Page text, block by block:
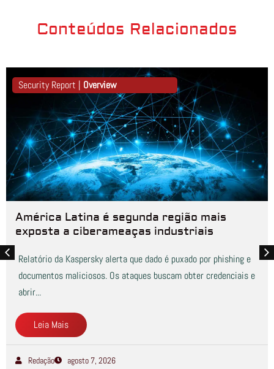
Conteúdos Relacionados
Security Report | Overview
América Latina é segunda região mais
exposta a ciberameaças industriais
Relatório da Kaspersky alerta que dado é puxado por phishing e
documentos maliciosos. Os ataques buscam obter credenciais e
abrir...
Leia Mais
Redação agosto 7, 2026